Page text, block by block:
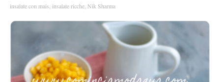
insalate con mais insalate ricche Nik Sharma